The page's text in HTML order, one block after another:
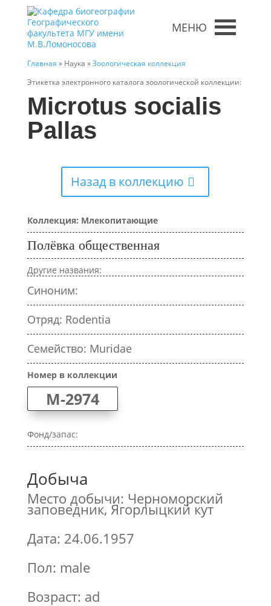
МЕНЮ
Главная » Наука »Зоологическая коллекция
Этикетка электронного каталога зоологической коллекции:
Microtus socialis
Pallas
Назад в коллекцию
Коллекция: Млекопитающие
Полёвка общественная
Другие названия:
Синоним:
Отряд: Rodentia
Семейство: Muridae
Номер в коллекции
M-2974
Фонд/запас:
Добыча
Место добычи: Черноморский
заповедник, Ягорлыцкий кут
Дата: 24.06.1957
Пол: male
Возраст: ad